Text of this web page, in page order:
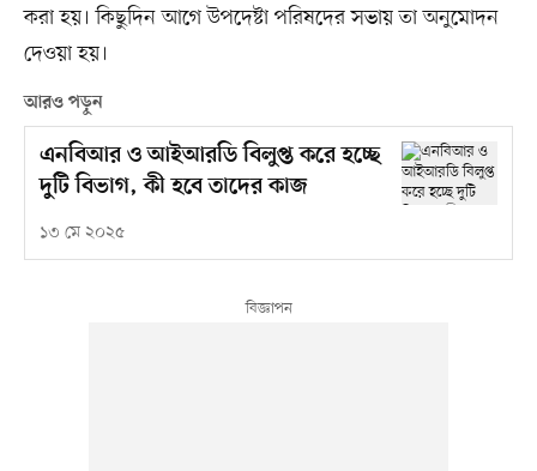
করা হয়। কিছুদিন আগে উপদেষ্টা পরিষদের সভায় তা অনুমোদন
দেওয়া হয়।
আরও পড়ুন
এনবিআর ও আইআরডি বিলুপ্ত করে হচ্ছে
দুটি বিভাগ, কী হবে তাদের কাজ
১৩ মে ২০২৫